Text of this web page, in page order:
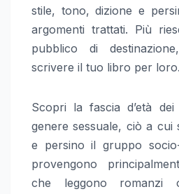
stile, tono, dizione e
argomenti trattati. Più
pubblico di
scrivere il tuo libro per loro.
Scopri la fascia d’età
genere sessuale, ciò a cui
e persino il gruppo
provengono
che leggono romanzi